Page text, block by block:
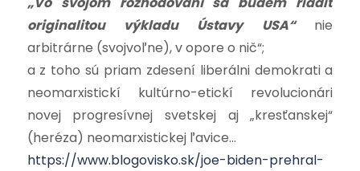
originalitou výkladu Ústavy USA“ nie
arbitrárne (svojvoľne), v opore o nič“;
a z toho sú priam zdesení liberálni demokrati a
neomarxistickí kultúrno-etickí revolucionári
novej progresívnej svetskej aj „kresťanskej“
(heréza) neomarxistickej ľavice…
https://www.blogovisko.sk/joe-biden-prehral-